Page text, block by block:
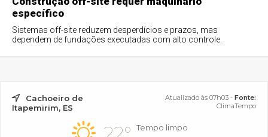
específico
Sistemas off-site reduzem desperdícios e prazos, mas
dependem de fundações executadas com alto controle.
Cachoeiro de
Itapemirim, ES
Atualizado às 07h03 - Fonte:
ClimaTempo
Tempo limpo